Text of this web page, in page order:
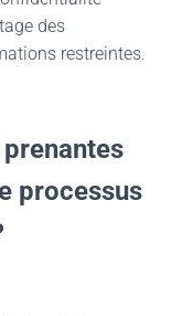
des
restreintes.
processus